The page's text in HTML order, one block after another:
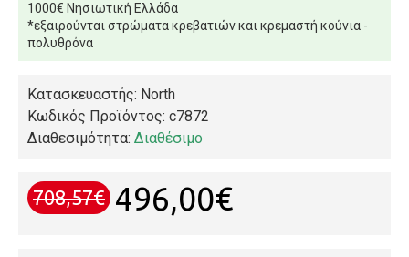
1000€ Νησιωτική Ελλάδα
*εξαιρούνται στρώματα κρεβατιών και κρεμαστή κούνια -
πολυθρόνα
Κατασκευαστής: North
Κωδικός Προϊόντος: c7872
Διαθεσιμότητα: Διαθέσιμο
708,57€ 496,00€